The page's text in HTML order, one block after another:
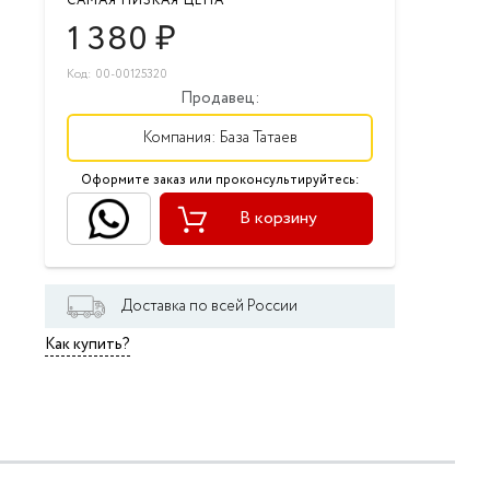
1 380₽
Код: 00-00125320
Продавец:
Компания: База Татаев
Оформите заказ или проконсультируйтесь:
В корзину
Доставка по всей России
Как купить?